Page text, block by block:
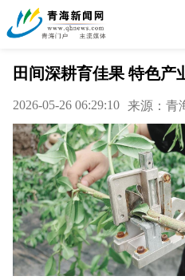
田间深耕育佳果 特色产
2026-05-26 06:29:10 来源：青